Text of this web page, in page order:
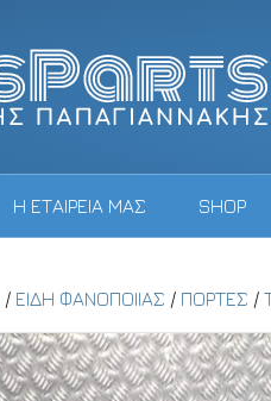
Η ΕΤΑΙΡΕΙΑ ΜΑΣ SHOP
/ ΕΙΔΗ ΦΑΝΟΠΟΙΙΑΣ / ΠΟΡΤΕΣ /